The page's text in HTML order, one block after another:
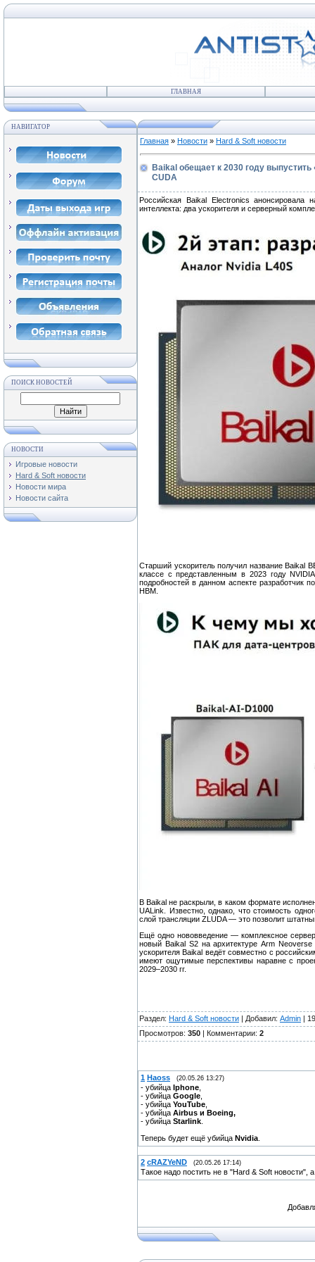
ГЛАВНАЯ
НАВИГАТОР
ПОИСК НОВОСТЕЙ
НОВОСТИ
Игровые новости
Hard & Soft новости
Новости мира
Новости сайта
Главная » Новости » Hard & Soft новости
Baikal обещает к 2030 году
CUDA
Российская Baikal Electronics
интеллекта: два ускорителя и серверный
Старший ускоритель получил название Baikal
классе с представленным в 2023 году
подробностей в данном аспекте разработчик
HBM.
В Baikal не раскрыли, в каком формате
UALink. Известно, однако, что стоимость
слой трансляции ZLUDA — это позволит
Ещё одно нововведение — комплексное
новый Baikal S2 на архитектуре Arm
ускорителя Baikal ведёт совместно с
имеют ощутимые перспективы наравне с
2029–2030 гг.
Раздел: Hard & Soft новости | Добавил: Admin |
Просмотров: 350 | Комментарии: 2
1 Haoss (20.05.26 13:27)
- убийцa Iphone
- убийцa Google
- убийцa YouTube
- убийцa Airbus и Boeing,
- убийцa Starlink
Теперь будет ещё убийца Nvidia
2 cRAZYeND (20.05.26 17:14)
Такое надо постить не в "Hard & Soft новости",